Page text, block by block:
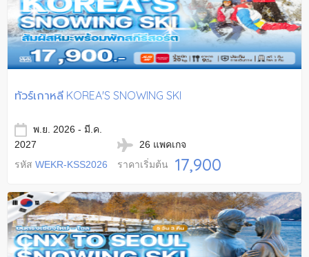
ทัวร์เกาหลี KOREA'S SNOWING SKI
พ.ย. 2026 - มี.ค.
2027
26 แพคเกจ
รหัส WEKR-KSS2026 ราคาเริ่มต้น 17,900